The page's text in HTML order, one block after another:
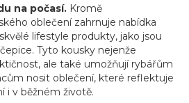
na počasí. Kromě
oblečení zahrnuje nabídka
lifestyle produkty, jako jsou
Tyto kousky nejenže
ale také umožňují rybářům
nosit oblečení, které reflektuje
i v běžném životě.